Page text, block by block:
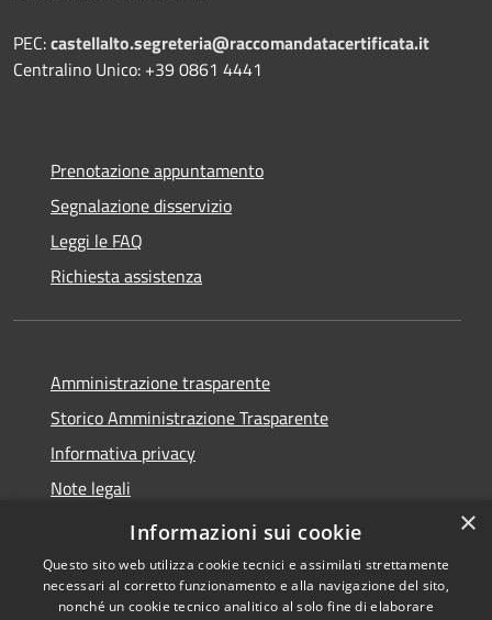
PEC:castellalto.segreteria@raccomandatacertificata.it
Centralino Unico: +39 0861 4441
Prenotazione appuntamento
Segnalazione disservizio
Leggi le FAQ
Richiesta assistenza
Amministrazione trasparente
Storico Amministrazione Trasparente
Informativa privacy
Note legali
Dichiarazione di accessibilità
×
Informazioni sui cookie
Questo sito web utilizza cookie tecnici e assimilati strettamente
necessari al corretto funzionamento e alla navigazione del sito,
nonché un cookie tecnico analitico al solo fine di elaborare